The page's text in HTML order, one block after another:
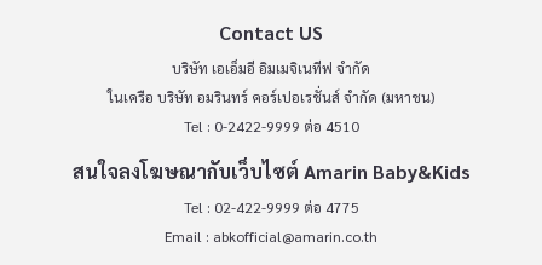
Contact US
บริษัท เอเอ็มอี อิมเมจิเนทีฟ จำกัด
ในเครือ บริษัท อมรินทร์ คอร์เปอเรชั่นส์ จำกัด (มหาชน)
Tel : 0-2422-9999 ต่อ 4510
สนใจลงโฆษณากับเว็บไซต์ Amarin Baby&Kids
Tel : 02-422-9999 ต่อ 4775
Email : abkofficial@amarin.co.th